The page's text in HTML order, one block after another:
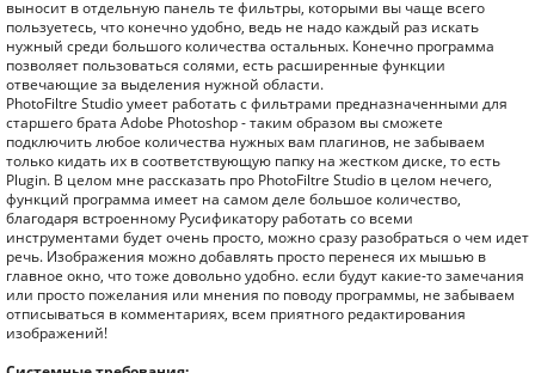
выносит в отдельную панель те фильтры, которыми вы чаще всего
пользуетесь, что конечно удобно, ведь не надо каждый раз искать
нужный среди большого количества остальных. Конечно программа
позволяет пользоваться солями, есть расширенные функции
отвечающие за выделения нужной области.
PhotoFiltre Studio умеет работать с фильтрами предназначенными для
старшего брата Adobe Photoshop - таким образом вы сможете
подключить любое количества нужных вам плагинов, не забываем
только кидать их в соответствующую папку на жестком диске, то есть
Plugin. В целом мне рассказать про PhotoFiltre Studio в целом нечего,
функций программа имеет на самом деле большое количество,
благодаря встроенному Русификатору работать со всеми
инструментами будет очень просто, можно сразу разобраться о чем идет
речь. Изображения можно добавлять просто перенеся их мышью в
главное окно, что тоже довольно удобно. если будут какие-то замечания
или просто пожелания или мнения по поводу программы, не забываем
отписываться в комментариях, всем приятного редактирования
изображений!